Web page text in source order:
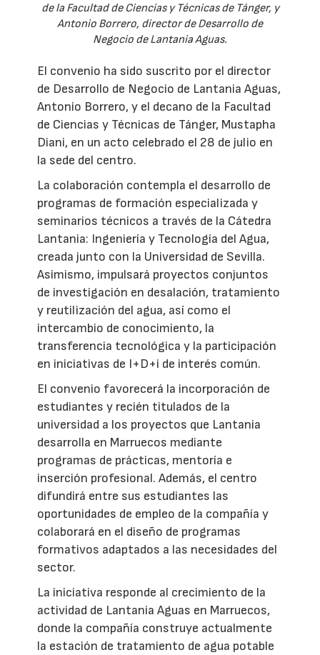
de la Facultad de Ciencias y Técnicas de Tánger, y
Antonio Borrero, director de Desarrollo de
Negocio de Lantania Aguas.
El convenio ha sido suscrito por el director
de Desarrollo de Negocio de Lantania Aguas,
Antonio Borrero, y el decano de la Facultad
de Ciencias y Técnicas de Tánger, Mustapha
Diani, en un acto celebrado el 28 de julio en
la sede del centro.
La colaboración contempla el desarrollo de
programas de formación especializada y
seminarios técnicos a través de la Cátedra
Lantania: Ingeniería y Tecnología del Agua,
creada junto con la Universidad de Sevilla.
Asimismo, impulsará proyectos conjuntos
de investigación en desalación, tratamiento
y reutilización del agua, así como el
intercambio de conocimiento, la
transferencia tecnológica y la participación
en iniciativas de I+D+i de interés común.
El convenio favorecerá la incorporación de
estudiantes y recién titulados de la
universidad a los proyectos que Lantania
desarrolla en Marruecos mediante
programas de prácticas, mentoría e
inserción profesional. Además, el centro
difundirá entre sus estudiantes las
oportunidades de empleo de la compañía y
colaborará en el diseño de programas
formativos adaptados a las necesidades del
sector.
La iniciativa responde al crecimiento de la
actividad de Lantania Aguas en Marruecos,
donde la compañía construye actualmente
la estación de tratamiento de agua potable